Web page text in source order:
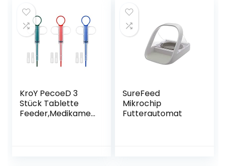
KroY PecoeD 3
Stück Tablette
Feeder,Medikame
SureFeed
Mikrochip
Futterautomat